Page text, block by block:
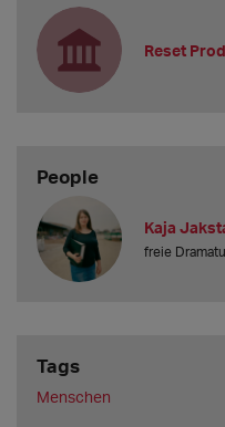
Reset
People
Kaja
freie
Tags
Menschen